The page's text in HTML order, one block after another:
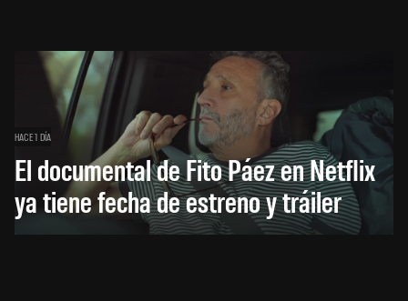
HACE 1 DÍA
El documental de Fito Páez en Netflix
ya tiene fecha de estreno y tráiler